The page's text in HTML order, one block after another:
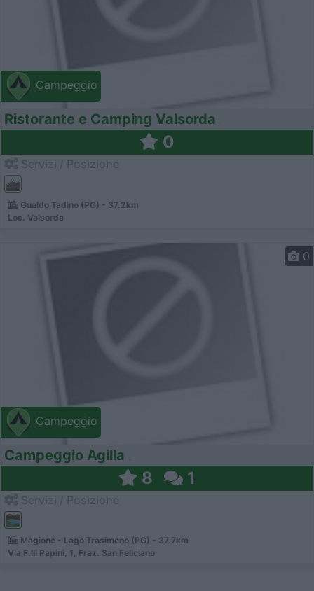
Campeggio
Ristorante e Camping Valsorda
0
Gualdo Tadino (PG) - 37.2km
Loc. Valsorda
Campeggio
0
Campeggio Agilla
8 1
Magione - Lago Trasimeno (PG) - 37.7km
Via F.lli Papini, 1, Fraz. San Feliciano